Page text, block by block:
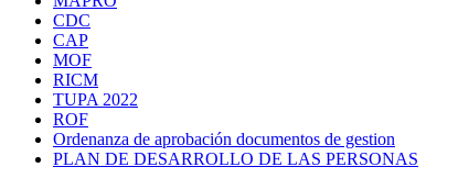
CDC
CAP
MOF
RICM
TUPA 2022
ROF
Ordenanza de aprobación documentos de gestion
PLAN DE DESARROLLO DE LAS PERSONAS